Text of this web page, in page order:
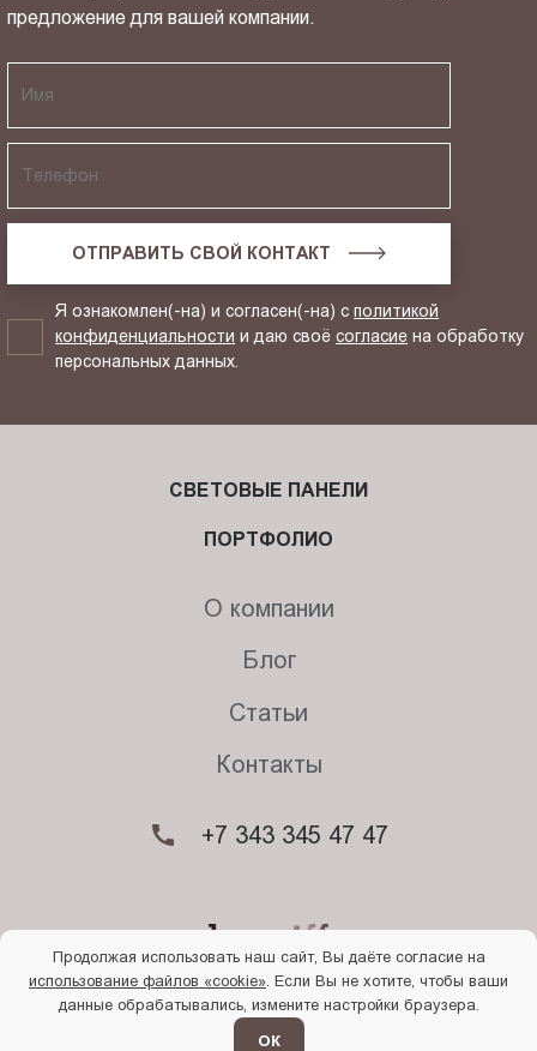
предложение для вашей компании.
ОТПРАВИТЬ СВОЙ КОНТАКТ
Я ознакомлен(-на) и согласен(-на) сполитикой
конфиденциальности и даю своёсогласие на обработку
персональных данных.
© 2026. Begriff
Политика конфиденциальности
СВЕТОВЫЕ ПАНЕЛИ
ПОРТФОЛИО
О компании
Блог
Статьи
Контакты
+7 343 345 47 47
Продолжая использовать наш сайт, Вы даёте согласие на
использование файлов «cookie» . Если Вы не хотите, чтобы ваши
данные обрабатывались, измените настройки браузера.
ОК